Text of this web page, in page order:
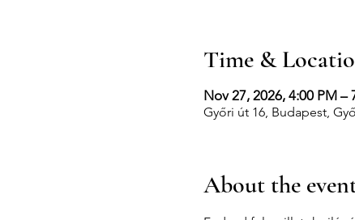
Time &
Nov 27, 2026, 4:00 PM –
Győri út 16, Budapest,
About the